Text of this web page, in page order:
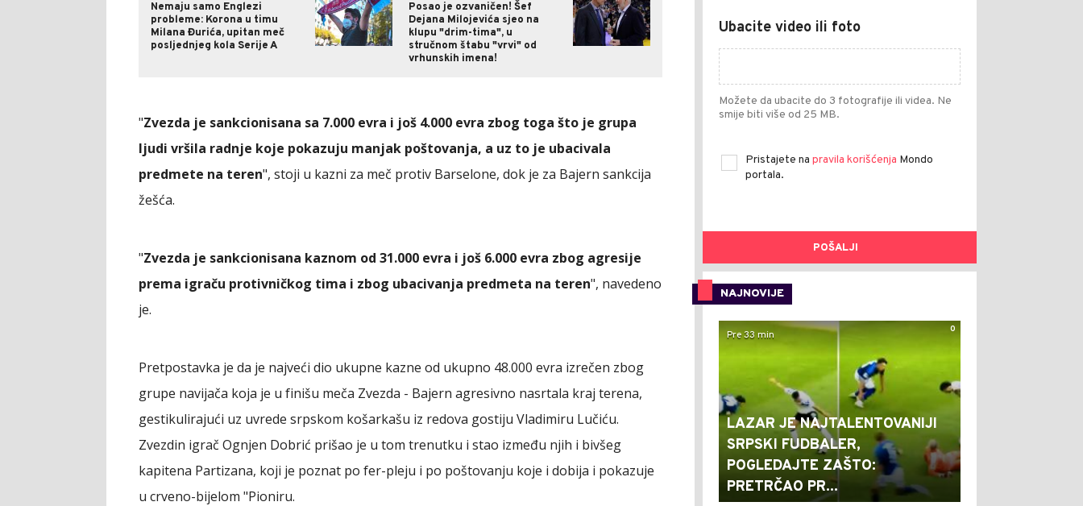
Nemaju samo Englezi
probleme: Korona u timu
Milana Đurića, upitan meč
posljednjeg kola Serije A
Posao je ozvaničen! Šef
Dejana Milojevića sjeo na
klupu "drim-tima", u
stručnom štabu "vrvi" od
vrhunskih imena!
"Zvezda je sankcionisana sa 7.000 evra i još 4.000 evra zbog toga što je grupa
ljudi vršila radnje koje pokazuju manjak poštovanja, a uz to je ubacivala
predmete na teren", stoji u kazni za meč protiv Barselone, dok je za Bajern sankcija
žešća.
"Zvezda je sankcionisana kaznom od 31.000 evra i još 6.000 evra zbog agresije
prema igraču protivničkog tima i zbog ubacivanja predmeta na teren", navedeno
je.
Pretpostavka je da je najveći dio ukupne kazne od ukupno 48.000 evra izrečen zbog
grupe navijača koja je u finišu meča Zvezda - Bajern agresivno nasrtala kraj terena,
gestikulirajući uz uvrede srpskom košarkašu iz redova gostiju Vladimiru Lučiću.
Zvezdin igrač Ognjen Dobrić prišao je u tom trenutku i stao između njih i bivšeg
kapitena Partizana, koji je poznat po fer-pleju i po poštovanju koje i dobija i pokazuje
u crveno-bijelom "Pioniru.
Ubacite video ili foto
Možete da ubacite do 3 fotografije ili videa. Ne
smije biti više od 25 MB.
Pristajete na pravila korišćenja Mondo
portala.
POŠALJI
NAJNOVIJE
0
Pre 33 min
LAZAR JE NAJTALENTOVANIJI
SRPSKI FUDBALER,
POGLEDAJTE ZAŠTO:
PRETRČAO PR...